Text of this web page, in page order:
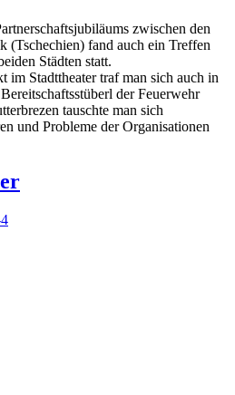
zwischen den
(Tschechien) fand auch ein Treffen
Städten statt.
im Stadttheater traf man sich auch in
der Feuerwehr
tauschte man sich
und Probleme der Organisationen